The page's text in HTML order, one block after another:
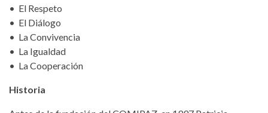
• El Respeto
• El Diálogo
• La Convivencia
• La Igualdad
• La Cooperación
Historia